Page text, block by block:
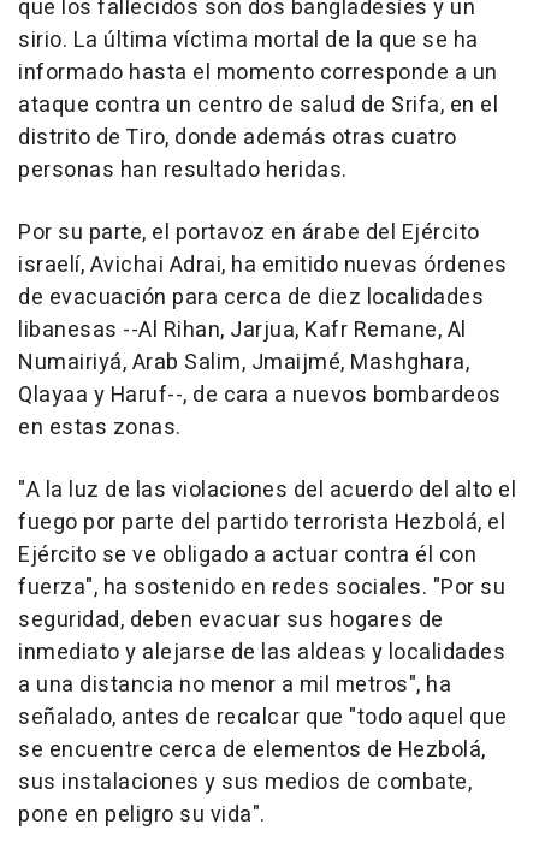
que los fallecidos son dos bangladesíes y un
sirio. La última víctima mortal de la que se ha
informado hasta el momento corresponde a un
ataque contra un centro de salud de Srifa, en el
distrito de Tiro, donde además otras cuatro
personas han resultado heridas.
Por su parte, el portavoz en árabe del Ejército
israelí, Avichai Adrai, ha emitido nuevas órdenes
de evacuación para cerca de diez localidades
libanesas --Al Rihan, Jarjua, Kafr Remane, Al
Numairiyá, Arab Salim, Jmaijmé, Mashghara,
Qlayaa y Haruf--, de cara a nuevos bombardeos
en estas zonas.
"A la luz de las violaciones del acuerdo del alto el
fuego por parte del partido terrorista Hezbolá, el
Ejército se ve obligado a actuar contra él con
fuerza", ha sostenido en redes sociales. "Por su
seguridad, deben evacuar sus hogares de
inmediato y alejarse de las aldeas y localidades
a una distancia no menor a mil metros", ha
señalado, antes de recalcar que "todo aquel que
se encuentre cerca de elementos de Hezbolá,
sus instalaciones y sus medios de combate,
pone en peligro su vida".